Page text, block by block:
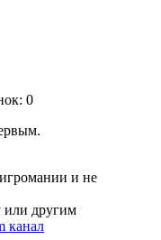
0
и не
или другим
канал